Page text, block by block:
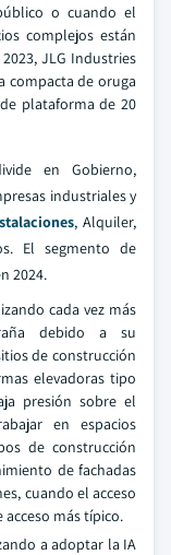
o cuando el
complejos están
JLG Industries
compacta de oruga
plataforma de 20
en Gobierno,
industriales y
, Alquiler,
El segmento de
2024.
cada vez más
debido a su
de construcción
elevadoras tipo
presión sobre el
en espacios
de construcción
de fachadas
cuando el acceso
más típico.
a adoptar la IA